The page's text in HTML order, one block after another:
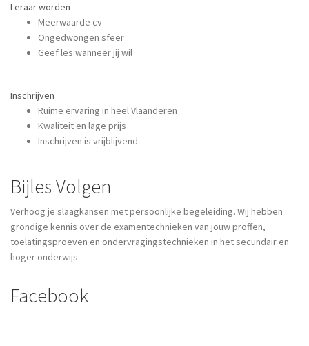
Leraar worden
Meerwaarde cv
Ongedwongen sfeer
Geef les wanneer jij wil
Inschrijven
Ruime ervaring in heel Vlaanderen
Kwaliteit en lage prijs
Inschrijven is vrijblijvend
Bijles Volgen
Verhoog je slaagkansen met persoonlijke begeleiding. Wij hebben
grondige kennis over de examentechnieken van jouw proffen,
toelatingsproeven en ondervragingstechnieken in het secundair en
hoger onderwijs..
Facebook